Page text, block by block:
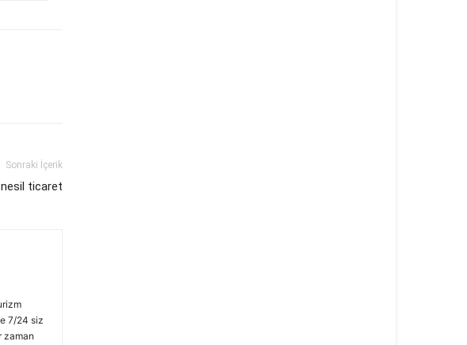
Sonraki İçerik
nesil ticaret
7/24 siz
zaman